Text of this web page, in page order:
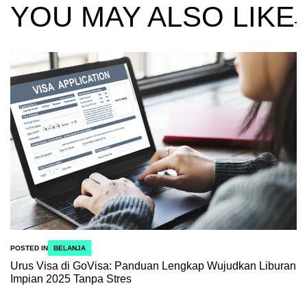
YOU MAY ALSO LIKE
POSTED IN BELANJA
Urus Visa di GoVisa: Panduan Lengkap Wujudkan Liburan
Impian 2025 Tanpa Stres